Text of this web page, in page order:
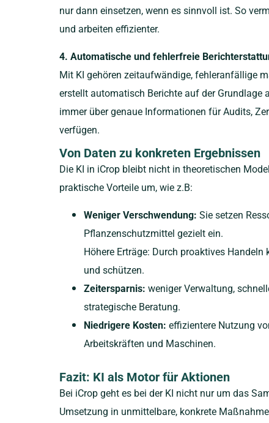
nur dann einsetzen, wenn es sinnvoll ist. So
und arbeiten effizienter.
4. Automatische und fehlerfreie
Mit KI gehören zeitaufwändige, fehleranfällige
erstellt automatisch Berichte auf der Grundlage
immer über genaue Informationen für Audits,
verfügen.
Von Daten zu konkreten Ergebnissen
Die KI in iCrop bleibt nicht in theoretischen
praktische Vorteile um, wie z.B:
Weniger Verschwendung: Sie setzen
Pflanzenschutzmittel gezielt ein.
Höhere Erträge: Durch proaktives
und schützen.
Zeitersparnis: weniger Verwaltung,
strategische Beratung.
Niedrigere Kosten: effizientere Nutzung
Arbeitskräften und Maschinen.
Fazit: KI als Motor für Aktionen
Bei iCrop geht es bei der KI nicht nur um das
Umsetzung in unmittelbare, konkrete